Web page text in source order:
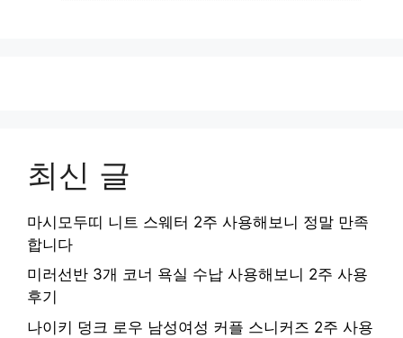
최신 글
마시모두띠 니트 스웨터 2주 사용해보니 정말 만족
합니다
미러선반 3개 코너 욕실 수납 사용해보니 2주 사용
후기
나이키 덩크 로우 남성여성 커플 스니커즈 2주 사용